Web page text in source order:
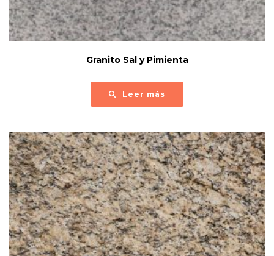
Granito Sal y Pimienta
Leer más